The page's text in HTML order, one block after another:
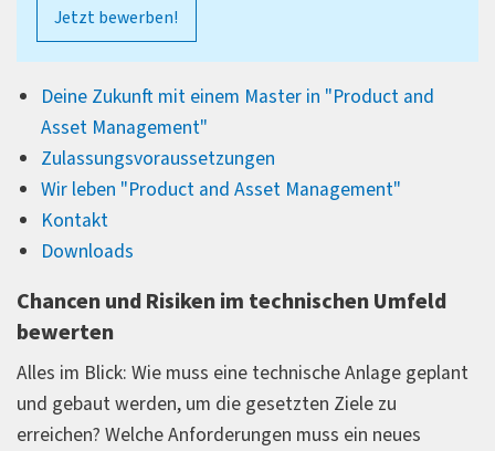
Jetzt bewerben!
Deine Zukunft mit einem Master in "Product and
Asset Management"
Zulassungsvoraussetzungen
Wir leben "Product and Asset Management"
Kontakt
Downloads
Chancen und Risiken im technischen Umfeld
bewerten
Alles im Blick: Wie muss eine technische Anlage geplant
und gebaut werden, um die gesetzten Ziele zu
erreichen? Welche Anforderungen muss ein neues